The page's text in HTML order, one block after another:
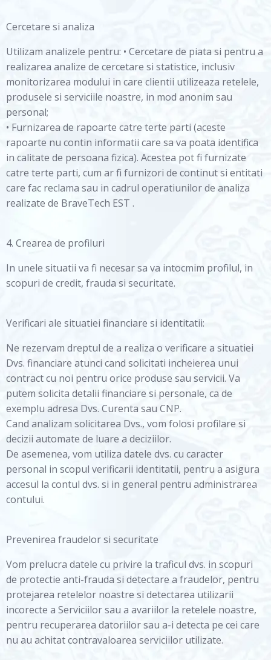
Cercetare si analiza
Utilizam analizele pentru: • Cercetare de piata si pentru a
realizarea analize de cercetare si statistice, inclusiv
monitorizarea modului in care clientii utilizeaza retelele,
produsele si serviciile noastre, in mod anonim sau
personal;
• Furnizarea de rapoarte catre terte parti (aceste
rapoarte nu contin informatii care sa va poata identifica
in calitate de persoana fizica). Acestea pot fi furnizate
catre terte parti, cum ar fi furnizori de continut si entitati
care fac reclama sau in cadrul operatiunilor de analiza
realizate de BraveTech EST .
4. Crearea de profiluri
In unele situatii va fi necesar sa va intocmim profilul, in
scopuri de credit, frauda si securitate.
Verificari ale situatiei financiare si identitatii:
Ne rezervam dreptul de a realiza o verificare a situatiei
Dvs. financiare atunci cand solicitati incheierea unui
contract cu noi pentru orice produse sau servicii. Va
putem solicita detalii financiare si personale, ca de
exemplu adresa Dvs. Curenta sau CNP.
Cand analizam solicitarea Dvs., vom folosi profilare si
decizii automate de luare a deciziilor.
De asemenea, vom utiliza datele dvs. cu caracter
personal in scopul verificarii identitatii, pentru a asigura
accesul la contul dvs. si in general pentru administrarea
contului.
Prevenirea fraudelor si securitate
Vom prelucra datele cu privire la traficul dvs. in scopuri
de protectie anti-frauda si detectare a fraudelor, pentru
protejarea retelelor noastre si detectarea utilizarii
incorecte a Serviciilor sau a avariilor la retelele noastre,
pentru recuperarea datoriilor sau a-i detecta pe cei care
nu au achitat contravaloarea serviciilor utilizate.